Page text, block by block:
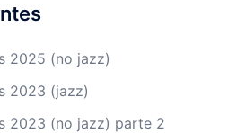
2025 (no jazz)
2023 (jazz)
2023 (no jazz) parte 2